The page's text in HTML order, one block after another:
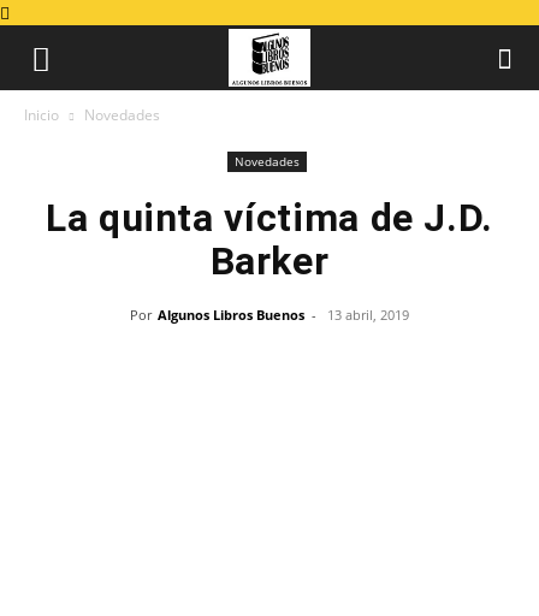
Inicio Novedades
Novedades
La quinta víctima de J.D.
Barker
Por Algunos Libros Buenos - 13 abril, 2019